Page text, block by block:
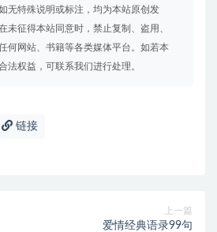
无特殊说明或标注，均为本站原创发
未征得本站同意时，禁止复制、盗用、
何网站、书籍等各类媒体平台。如若本
法权益，可联系我们进行处理。
链接
上一篇
爱情经典语录99句